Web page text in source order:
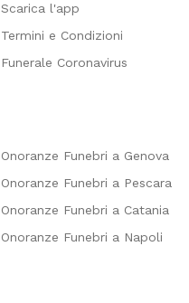
Scarica l'app
Termini e Condizioni
Funerale Coronavirus
Onoranze Funebri a Genova
Onoranze Funebri a Pescara
Onoranze Funebri a Catania
Onoranze Funebri a Napoli